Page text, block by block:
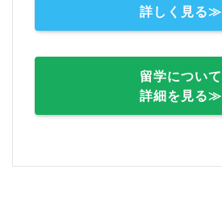
詳しく見る≫
留学について
詳細を見る≫